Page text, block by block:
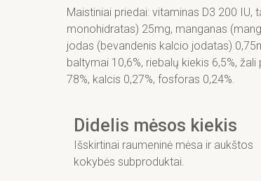
Maistiniai priedai: vitaminas D3 200
monohidratas) 25mg, manganas
jodas (bevandenis kalcio jodatas)
baltymai 10,6%, riebalų kiekis 6,5%,
78%, kalcis 0,27%, fosforas 0,24%.
Didelis mėsos kiekis
Išskirtinai raumeninė mėsa ir aukštos
kokybės subproduktai.